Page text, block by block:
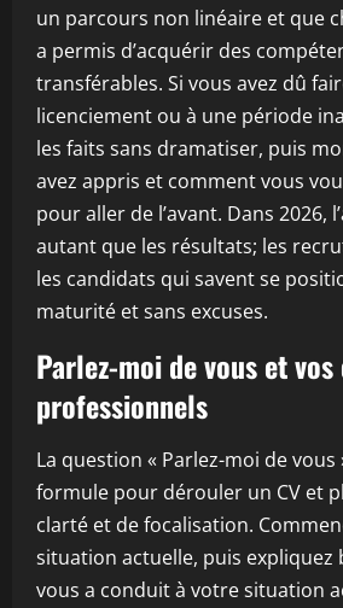
un parcours non linéaire et que
a permis d’acquérir des
transférables. Si vous avez dû
licenciement ou à une période
les faits sans dramatiser, puis
avez appris et comment vous
pour aller de l’avant. Dans 2026,
autant que les résultats; les
les candidats qui savent se
maturité et sans excuses.
Parlez-moi de vous et
professionnels
La question « Parlez-moi de
formule pour dérouler un CV et
clarté et de focalisation.
situation actuelle, puis expliquez
vous a conduit à votre situation